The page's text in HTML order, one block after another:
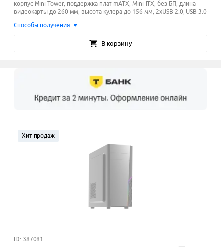
корпус Mini-Tower, поддержка плат mATX, Mini-ITX, без БП, длина
видеокарты до 260 мм, высота кулера до 156 мм, 2xUSB 2.0, USB 3.0
Способы получения
В корзину
Хит продаж
ID: 387081